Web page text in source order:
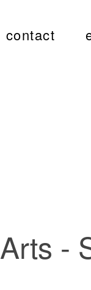
contact
Arts -